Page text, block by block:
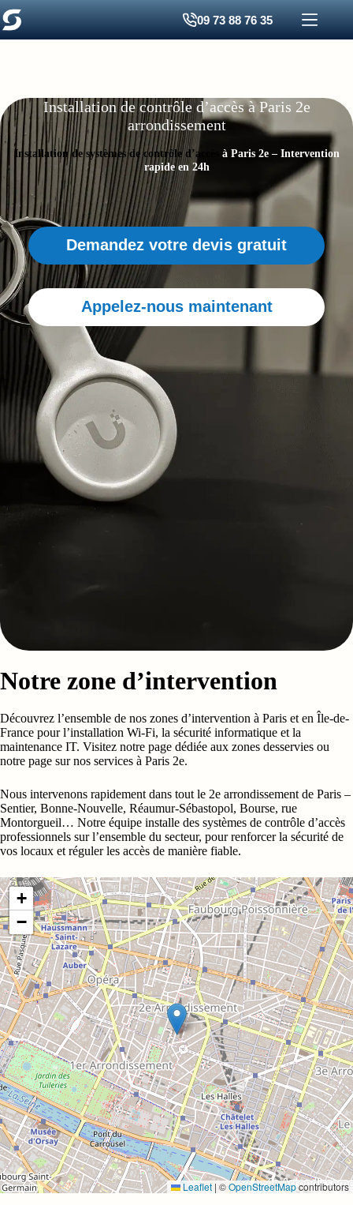
Passer
au
contenu
09 73 88 76 35
Installation de contrôle d’accès à Paris 2e
arrondissement
Installation de systèmes de contrôle d’accès
à Paris 2e – Intervention
rapide en 24h
Demandez votre devis gratuit
Appelez-nous maintenant
Notre zone d’intervention
Découvrez l’ensemble de nos zones d’intervention à Paris et en Île-de-
France pour l’installation Wi-Fi, la sécurité informatique et la
maintenance IT. Visitez notre page dédiée aux zones desservies ou
notre page surnos services à Paris 2e.
Nous intervenons rapidement dans tout le 2e arrondissement de Paris –
Sentier, Bonne-Nouvelle, Réaumur-Sébastopol, Bourse, rue
Montorgueil… Notre équipe installe des systèmes de contrôle d’accès
professionnels sur l’ensemble du secteur, pour renforcer la sécurité de
vos locaux et réguler les accès de manière fiable.
+
−
Leaflet | ©OpenStreetMapcontributors